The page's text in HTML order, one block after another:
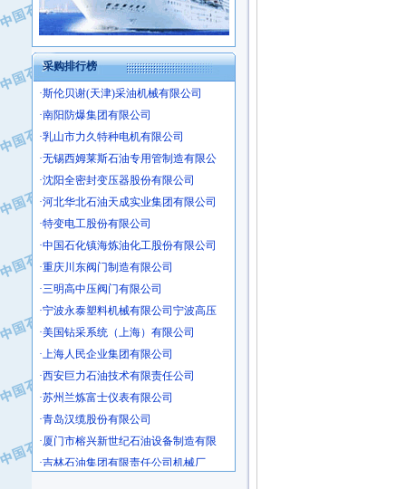
采购排行榜
·中国石油宁夏石化分公司
·山东墨龙石油机械股份有限公司
·大庆油田物资集团
·斯伦贝谢(天津)采油机械有限公司
·南阳防爆集团有限公司
·乳山市力久特种电机有限公司
·无锡西姆莱斯石油专用管制造有限公
·沈阳全密封变压器股份有限公司
·河北华北石油天成实业集团有限公司
·特变电工股份有限公司
·中国石化镇海炼油化工股份有限公司
·重庆川东阀门制造有限公司
·三明高中压阀门有限公司
·宁波永泰塑料机械有限公司宁波高压
·美国钻采系统（上海）有限公司
·上海人民企业集团有限公司
·西安巨力石油技术有限责任公司
·苏州兰炼富士仪表有限公司
·青岛汉缆股份有限公司
·厦门市榕兴新世纪石油设备制造有限
·吉林石油集团有限责任公司机械厂
·大港油田集团中成机械制造有限公司